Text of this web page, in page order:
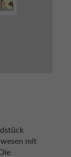
mit